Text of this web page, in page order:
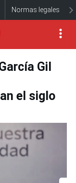
Normas legales
Gil
el siglo